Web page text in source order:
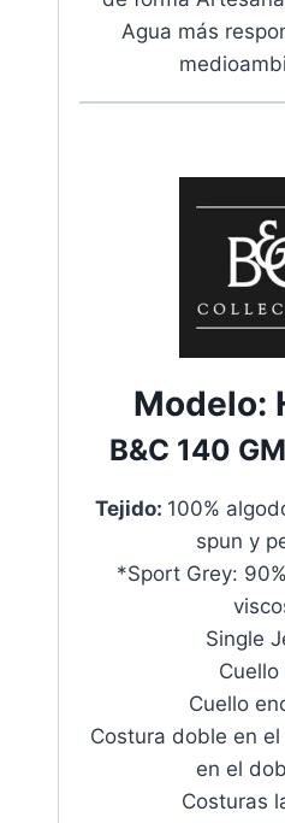
Agua más
Modelo:
B&C 140
Tejido: 100%
spun y
*Sport Grey:
Single
Cuello
Cuello
Costura doble en
en el
Costuras